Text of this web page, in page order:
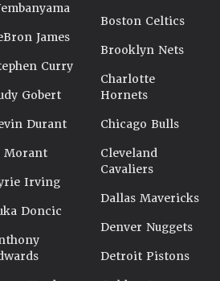
James
Curry
Gobert
Durant
Morant
Irving
Doncic
Boston Celtics
Brooklyn Nets
Charlotte
Hornets
Chicago Bulls
Cleveland
Cavaliers
Dallas Mavericks
Denver Nuggets
Detroit Pistons